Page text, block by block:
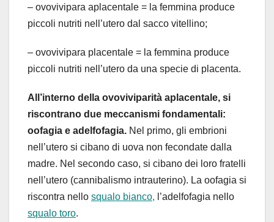
– ovovivipara aplacentale = la femmina produce
piccoli nutriti nell’utero dal sacco vitellino;
– ovovivipara placentale = la femmina produce
piccoli nutriti nell’utero da una specie di placenta.
All’interno della ovoviviparità aplacentale, si
riscontrano due meccanismi fondamentali:
oofagia e adelfofagia. Nel primo, gli embrioni
nell’utero si cibano di uova non fecondate dalla
madre. Nel secondo caso, si cibano dei loro fratelli
nell’utero (cannibalismo intrauterino). La oofagia si
riscontra nello squalo bianco, l’adelfofagia nello
squalo toro.